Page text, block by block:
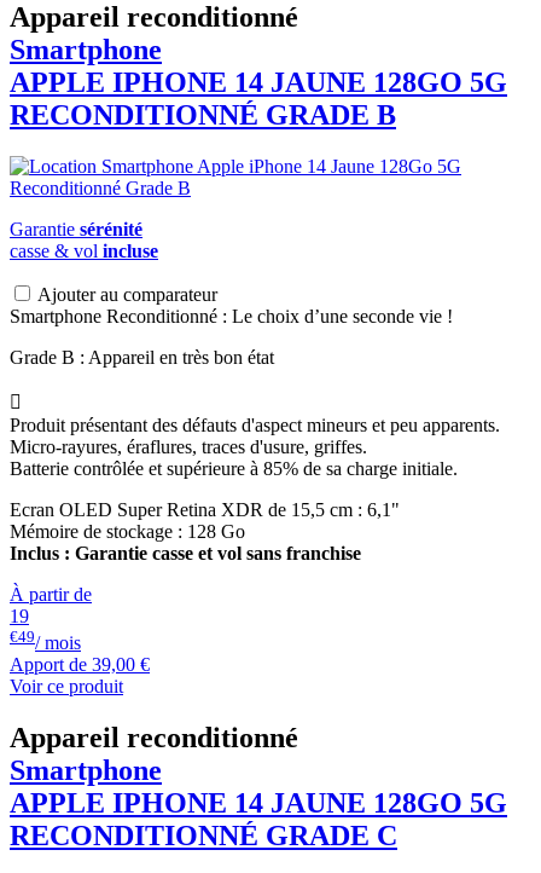
Appareil reconditionné
Smartphone
APPLE IPHONE 14 JAUNE 128GO 5G
RECONDITIONNÉ GRADE B
Garantie sérénité
casse & vol incluse
Ajouter au comparateur
Smartphone Reconditionné : Le choix d’une seconde vie !
Grade B : Appareil en très bon état

Produit présentant des défauts d'aspect mineurs et peu apparents.
Micro-rayures, éraflures, traces d'usure, griffes.
Batterie contrôlée et supérieure à 85% de sa charge initiale.
Ecran OLED Super Retina XDR de 15,5 cm : 6,1"
Mémoire de stockage : 128 Go
Inclus : Garantie casse et vol sans franchise
À partir de
19
€49/ mois
Apport de 39,00 €
Voir ce produit
Appareil reconditionné
Smartphone
APPLE IPHONE 14 JAUNE 128GO 5G
RECONDITIONNÉ GRADE C